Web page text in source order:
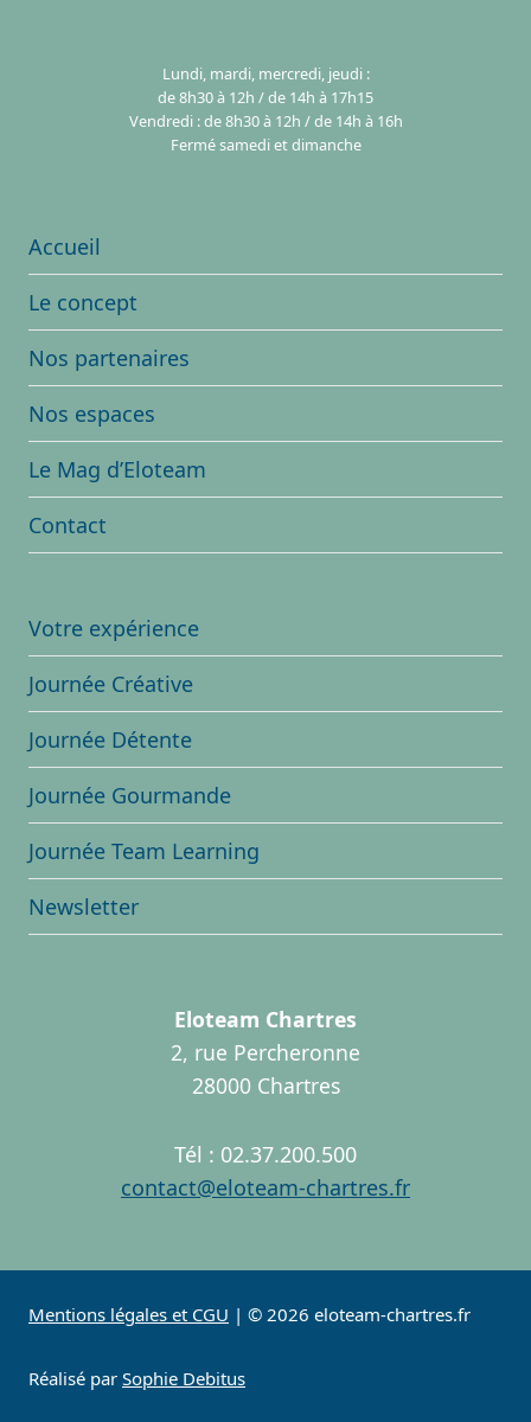
Lundi, mardi, mercredi, jeudi :
de 8h30 à 12h / de 14h à 17h15
Vendredi : de 8h30 à 12h / de 14h à 16h
Fermé samedi et dimanche
Accueil
Le concept
Nos partenaires
Nos espaces
Le Mag d’Eloteam
Contact
Votre expérience
Journée Créative
Journée Détente
Journée Gourmande
Journée Team Learning
Newsletter
Eloteam Chartres
2, rue Percheronne
28000 Chartres
Tél : 02.37.200.500
contact@eloteam-chartres.fr
Mentions légales et CGU | © 2026 eloteam-chartres.fr
Réalisé par Sophie Debitus